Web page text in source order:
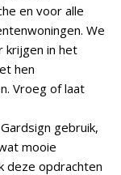
en voor alle
We
krijgen in het
hen
Vroeg of laat
gebruik,
mooie
deze opdrachten